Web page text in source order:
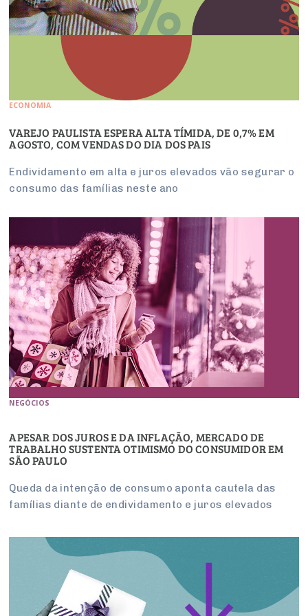
ECONOMIA
VAREJO PAULISTA ESPERA ALTA TÍMIDA, DE 0,7% EM
AGOSTO, COM VENDAS DO DIA DOS PAIS
Endividamento em alta e juros elevados vão segurar o
consumo das famílias neste ano
NEGÓCIOS
APESAR DOS JUROS E DA INFLAÇÃO, MERCADO DE
TRABALHO SUSTENTA OTIMISMO DO CONSUMIDOR EM
SÃO PAULO
Queda da intenção de consumo aponta cautela das
famílias diante de endividamento e juros elevados